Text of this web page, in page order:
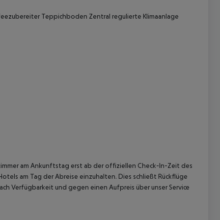
Teppichboden Zentral regulierte Klimaanlage
am Ankunftstag erst ab der offiziellen Check-In-Zeit des
am Tag der Abreise einzuhalten. Dies schließt Rückflüge
Verfügbarkeit und gegen einen Aufpreis über unser Service